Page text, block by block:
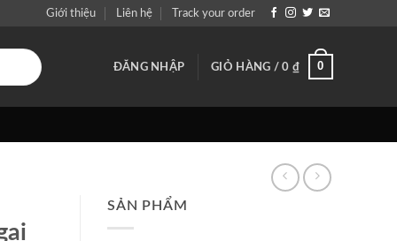
Giới thiệu Liên hệ Track your order
ĐĂNG NHẬP GIỎ HÀNG /0 ₫ 0
SẢN PHẨM